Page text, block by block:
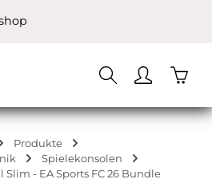
Produkte
Spielekonsolen
- EA Sports FC 26 Bundle